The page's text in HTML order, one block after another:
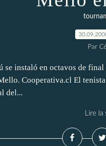
Par
se instaló en octavos de
Cooperativa.cl El
del...
Lire la